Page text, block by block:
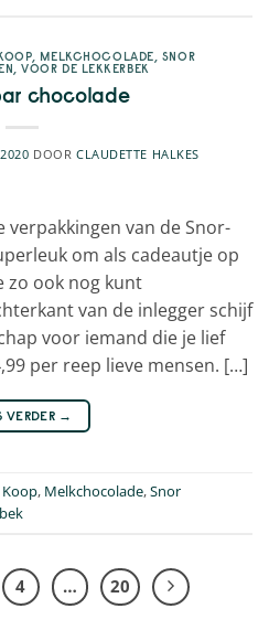
, MELKCHOCOLADE, SNOR
,VOOR DE LEKKERBEK
chocolade
DOOR CLAUDETTE HALKES
verpakkingen van de Snor-
om als cadeautje op
zo ook nog kunt
van de inlegger schijf
voor iemand die je lief
per reep lieve mensen. […]
VERDER →
Koop, Melkchocolade,Snor
4 … 20